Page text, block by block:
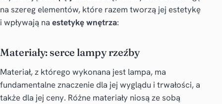
na szereg elementów, które razem tworzą jej estetykę
i wpływają na estetykę wnętrza:
Materiały: serce lampy rzeźby
Materiał, z którego wykonana jest lampa, ma
fundamentalne znaczenie dla jej wyglądu i trwałości, a
także dla jej ceny. Różne materiały niosą ze sobą